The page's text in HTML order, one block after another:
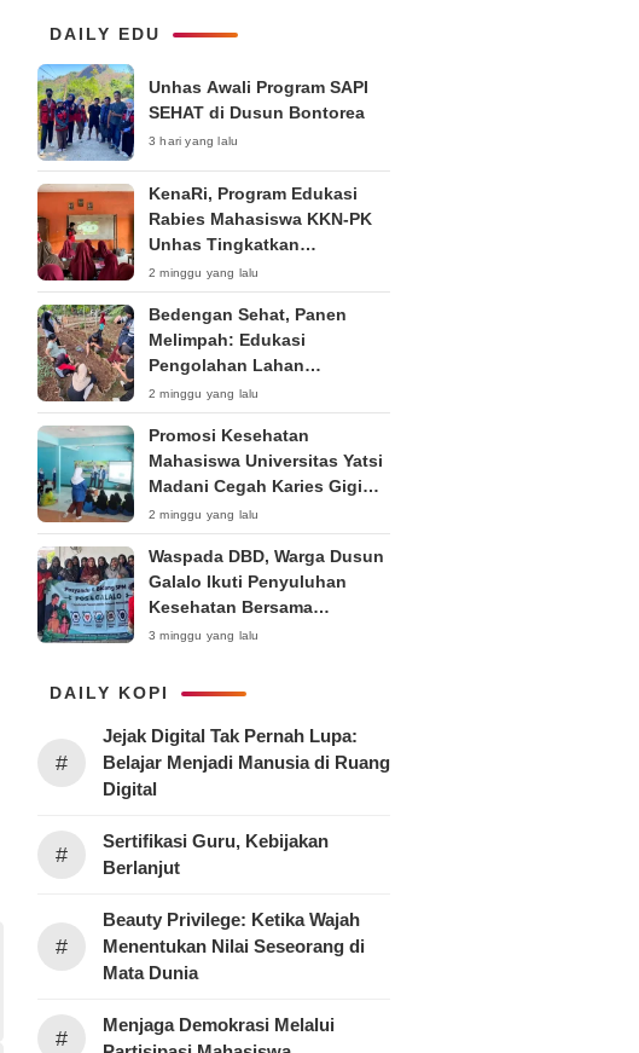
Bicara
DAILY EDU
Unhas Awali Program SAPI
SEHAT di Dusun Bontorea
3 hari yang lalu
KenaRi, Program Edukasi
Rabies Mahasiswa KKN-PK
Unhas Tingkatkan
Kesadaran Siswa SD Negeri 4
Maccorawalie
2 minggu yang lalu
Bedengan Sehat, Panen
Melimpah: Edukasi
Pengolahan Lahan
Bedengan Organik bagi KWT
dan Ibu PKK RT 04 RW 01
Kelurahan Pakintelan
2 minggu yang lalu
Promosi Kesehatan
Mahasiswa Universitas Yatsi
Madani Cegah Karies Gigi
Anak
2 minggu yang lalu
Waspada DBD, Warga Dusun
Galalo Ikuti Penyuluhan
Kesehatan Bersama
Mahasiswa Pemberdayaan
Surabaya 2026
3 minggu yang lalu
DAILY KOPI
#
Jejak Digital Tak Pernah Lupa:
Belajar Menjadi Manusia di Ruang
Digital
#
Sertifikasi Guru, Kebijakan
Berlanjut
#
Beauty Privilege: Ketika Wajah
Menentukan Nilai Seseorang di
Mata Dunia
#
Menjaga Demokrasi Melalui